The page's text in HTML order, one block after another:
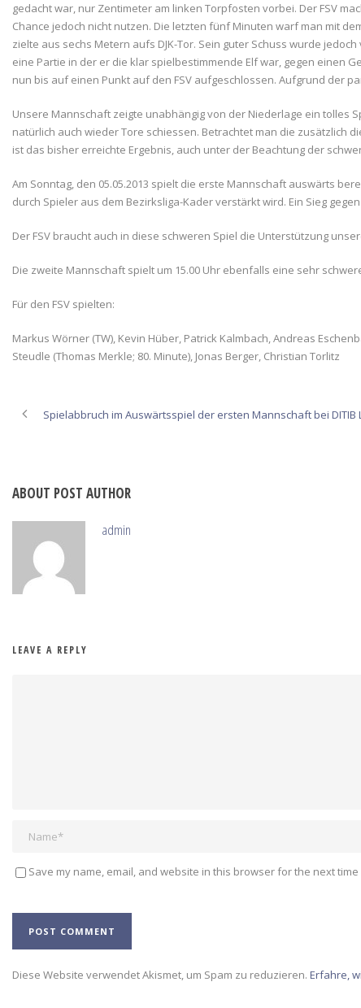
gedacht war, nur Zentimeter am linken Torpfosten vorbei. Der FSV
Chance jedoch nicht nutzen. Die letzten fünf Minuten warf man mit
zielte aus sechs Metern aufs DJK-Tor. Sein guter Schuss wurde
eine Partie in der er die klar spielbestimmende Elf war, gegen einen
nun bis auf einen Punkt auf den FSV aufgeschlossen. Aufgrund der
Unsere Mannschaft zeigte unabhängig von der Niederlage ein tolles
natürlich auch wieder Tore schiessen. Betrachtet man die zusätzlich
ist das bisher erreichte Ergebnis, auch unter der Beachtung der
Am Sonntag, den 05.05.2013 spielt die erste Mannschaft auswärts
durch Spieler aus dem Bezirksliga-Kader verstärkt wird. Ein Sieg
Der FSV braucht auch in diese schweren Spiel die Unterstützung
Die zweite Mannschaft spielt um 15.00 Uhr ebenfalls eine sehr
Für den FSV spielten:
Markus Wörner (TW), Kevin Hüber, Patrick Kalmbach, Andreas
Steudle (Thomas Merkle; 80. Minute), Jonas Berger, Christian Torlitz
Spielabbruch im Auswärtsspiel der ersten Mannschaft bei DITIB
ABOUT POST AUTHOR
admin
LEAVE A REPLY
Save my name, email, and website in this browser for the next time
Alternative:
Diese Website verwendet Akismet, um Spam zu reduzieren. Erfahre,